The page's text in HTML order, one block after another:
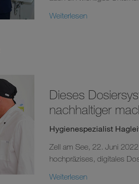
Weiterlesen
Dieses
nachhaltiger
Hygienespezialist
Zell am See, 22. Juni
hochpräzises, digitales
Weiterlesen